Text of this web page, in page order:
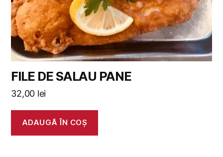
FILE DE SALAU PANE
32,00 lei
ADAUGĂ ÎN COȘ